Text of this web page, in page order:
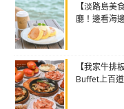
【淡路島
廳！邊看海
【我家牛排
Buffet上百